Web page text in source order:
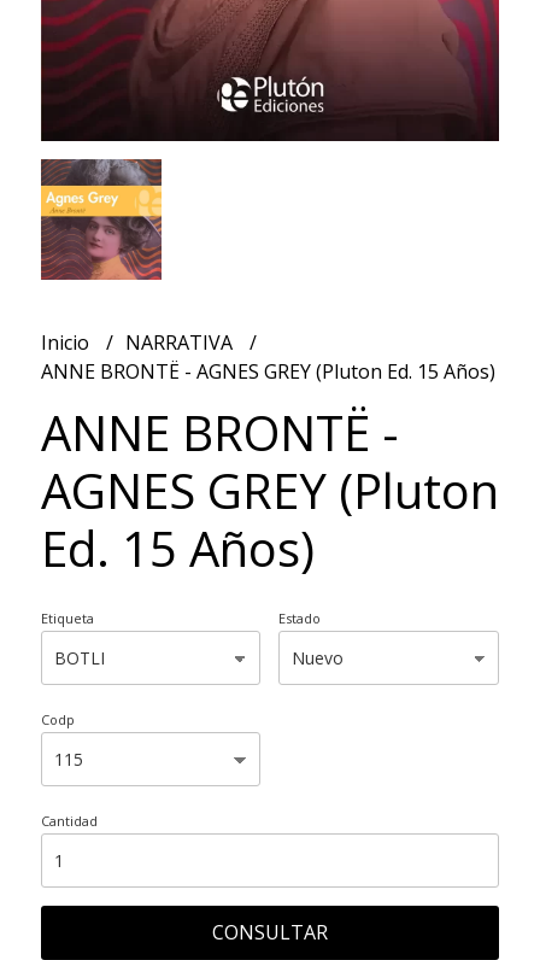
Inicio
NARRATIVA
ANNE BRONTË - AGNES GREY (Pluton Ed. 15 Años)
ANNE BRONTË -
AGNES GREY (Pluton
Ed. 15 Años)
Etiqueta Estado
Codp
Cantidad
CONSULTAR